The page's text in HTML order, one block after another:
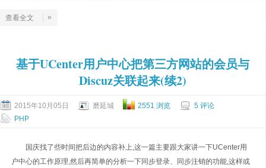
查看全文 »
基于UCenter用户中心把第三方网站的会员与
Discuz关联起来(续2)
2015年10月05日 磨延城 2551 浏览
5 评论
PHP
国庆找了些时间把后边的内容补上​,这一篇主要跟大家讲一下UCenter用
户中心的工作原理,然后再简单的分析一下同步登录、同步注销的功能,这样或